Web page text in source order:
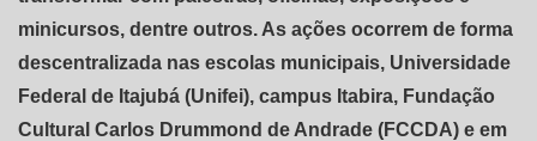
minicursos, dentre outros. As ações ocorrem de forma
descentralizada nas escolas municipais, Universidade
Federal de Itajubá (Unifei), campus Itabira, Fundação
Cultural Carlos Drummond de Andrade (FCCDA) e em